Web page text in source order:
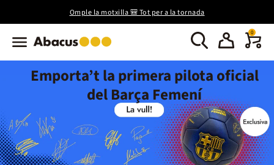
Omple la motxilla 🎒 Tot per a la tornada
0
Emporta’t la primera pilota oficial
del Barça Femení